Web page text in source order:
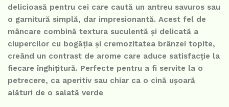
delicioasă pentru cei care caută un antreu savuros sau
o garnitură simplă, dar impresionantă. Acest fel de
mâncare combină textura suculentă și delicată a
ciupercilor cu bogăția și cremozitatea brânzei topite,
creând un contrast de arome care aduce satisfacție la
fiecare înghițitură. Perfecte pentru a fi servite la o
petrecere, ca aperitiv sau chiar ca o cină ușoară
alături de o salată verde